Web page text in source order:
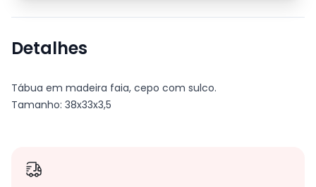
Detalhes
Tábua em madeira faia, cepo com sulco.
Tamanho: 38x33x3,5